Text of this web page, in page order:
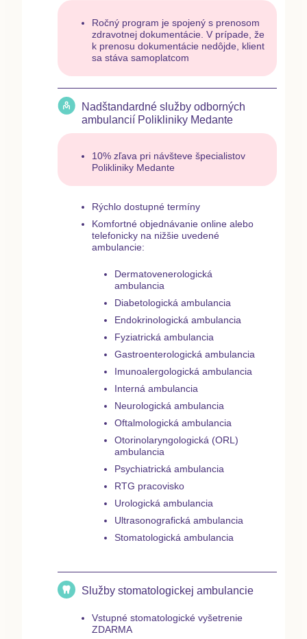
Ročný program je spojený s prenosom
zdravotnej dokumentácie. V prípade, že
k prenosu dokumentácie nedôjde, klient
sa stáva samoplatcom
Nadštandardné služby odborných
ambulancií Polikliniky Medante
10% zľava pri návšteve špecialistov
Polikliniky Medante
Rýchlo dostupné termíny
Komfortné objednávanie online alebo
telefonicky na nižšie uvedené
ambulancie:
Dermatovenerologická
ambulancia
Diabetologická ambulancia
Endokrinologická ambulancia
Fyziatrická ambulancia
Gastroenterologická ambulancia
Imunoalergologická ambulancia
Interná ambulancia
Neurologická ambulancia
Oftalmologická ambulancia
Otorinolaryngologická (ORL)
ambulancia
Psychiatrická ambulancia
RTG pracovisko
Urologická ambulancia
Ultrasonografická ambulancia
Stomatologická ambulancia
Služby stomatologickej ambulancie
Vstupné stomatologické vyšetrenie
ZDARMA